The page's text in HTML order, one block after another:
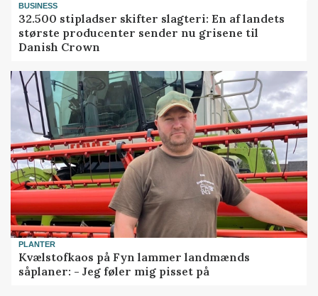
BUSINESS
32.500 stipladser skifter slagteri: En af landets
største producenter sender nu grisene til
Danish Crown
PLANTER
Kvælstofkaos på Fyn lammer landmænds
såplaner: - Jeg føler mig pisset på